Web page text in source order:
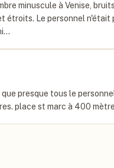
minuscule à Venise,
étroits. Le personnel n'était
que presque tous le
place st marc à 400